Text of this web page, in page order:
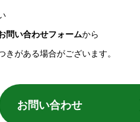
問い合わせフォームから
がある場合がございます。
お問い合わせ